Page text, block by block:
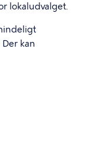
lokaludvalget.
kan